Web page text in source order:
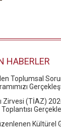
HABERLER
Toplumsal
Zirvesi (TİAZ) 2026
Kültürel